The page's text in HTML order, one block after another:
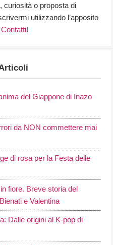
curiosità o proposta di
utilizzando l’apposito
!
del Giappone di Inazo
da NON commettere mai
di rosa per la Festa delle
fiore. Breve storia del
e Valentina
Dalle origini al K-pop di